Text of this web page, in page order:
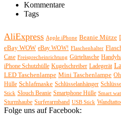
User398182
User398182
standardization
User398182
Western Australia
Kommentare
Tags
AliExpress Apple iPhone Beanie Mütze
eBay WOW eBay WOW! Flaschenhalter
Case Freisprecheinrichtung Gürteltasche
iPhone Schutzhülle Kugelschreiber Ladegerät
LED Taschenlampe Mini Taschenlampe
Hülle Schlafmaske Schlüsselanhänger
Stick Slouch Beanie Smartphone Hülle Smart
Sturmhaube Surferarmband USB Stick
Folge uns auf Facebook: